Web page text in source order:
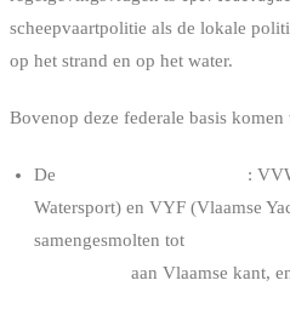
scheepvaartpolitie als de lokale
op het strand en op het water.
Bovenop deze federale basis komen
De
:
Watersport) en VYF (Vlaamse
samengesmolten tot
aan Vlaamse kant,